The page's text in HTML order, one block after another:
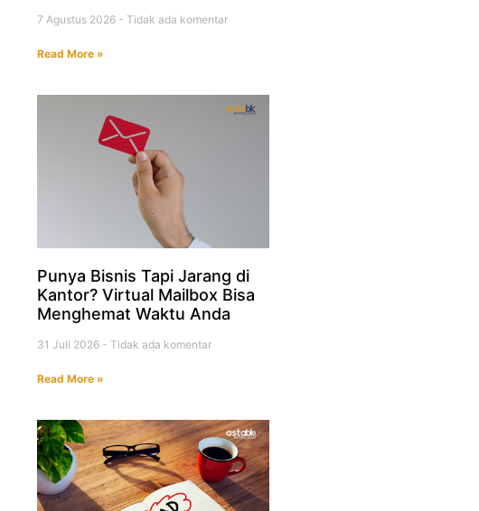
7 Agustus 2026 Tidak ada komentar
Read More »
Punya Bisnis Tapi Jarang di
Kantor? Virtual Mailbox Bisa
Menghemat Waktu Anda
31 Juli 2026 Tidak ada komentar
Read More »